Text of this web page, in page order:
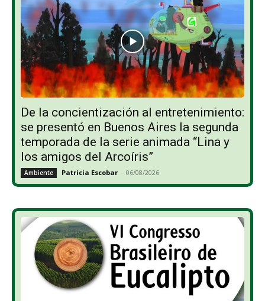
De la concientización al entretenimiento:
se presentó en Buenos Aires la segunda
temporada de la serie animada “Lina y
los amigos del Arcoíris”
Ambiente Patricia Escobar - 06/08/2026